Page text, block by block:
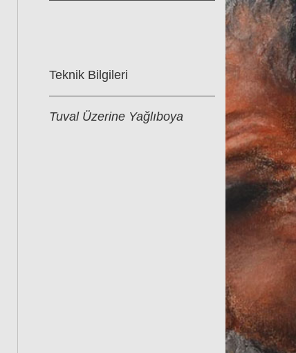
Teknik Bilgileri
Tuval Üzerine Yağlıboya